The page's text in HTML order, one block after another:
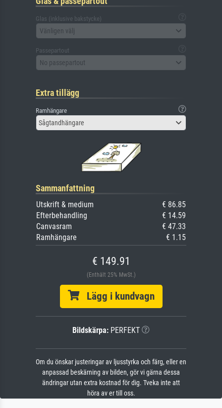
Glas (inklusive bakstycke)
Vänligen välj
Passepartout
No passepartout
Extra tillägg
Ramhängare
Sågtandhängare
Sammanfattning
Utskrift & medium
€ 86.85
Efterbehandling
€ 14.59
Canvasram
€ 47.33
Ramhängare
€ 1.15
€ 149.91
(Enthält 25% MwSt.)
Lägg i kundvagn
Bildskärpa: PERFEKT
Om du önskar justeringar av ljusstyrka och färg, eller en
anpassad beskärning av bilden, gör vi gärna dessa
ändringar utan extra kostnad för dig. Tveka inte att
höra av er till oss.